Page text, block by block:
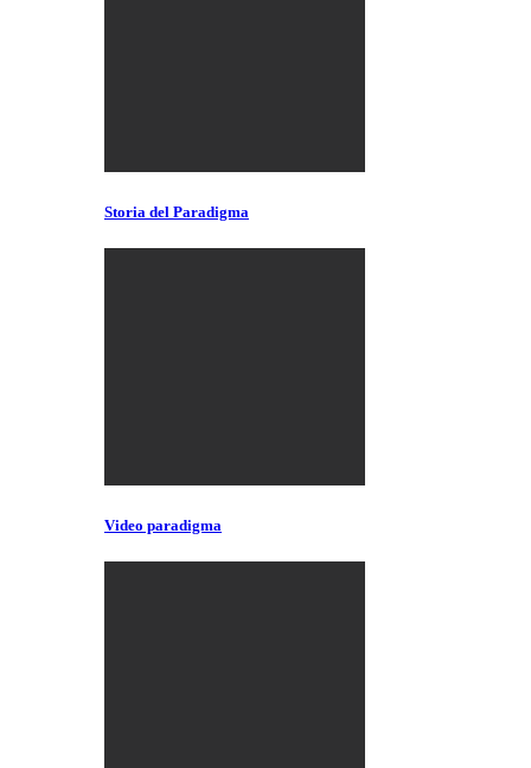
Storia del Paradigma
Video paradigma